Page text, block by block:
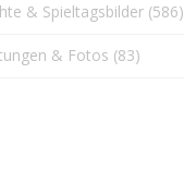
& Spieltagsbilder (586)
& Fotos (83)